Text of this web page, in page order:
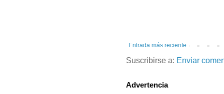
Entrada más reciente
Suscribirse a: Enviar
Advertencia